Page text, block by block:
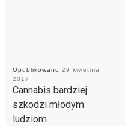
Opublikowano 29 kwietnia
2017
Cannabis bardziej
szkodzi młodym
ludziom